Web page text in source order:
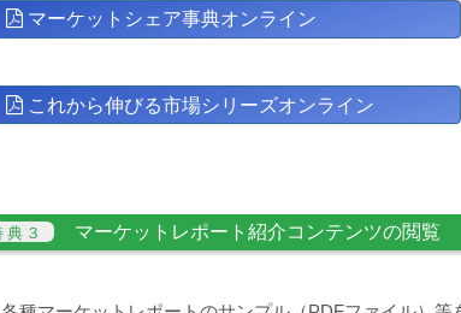
マーケットシェア事典オンライン
これから伸びる市場シリーズオンライン
マーケットレポート紹介コンテンツの閲覧